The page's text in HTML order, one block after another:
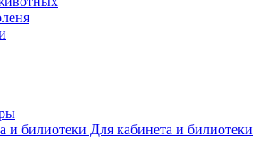
Для кабинета и билиотеки